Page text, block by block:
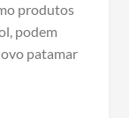
produtos
podem
patamar